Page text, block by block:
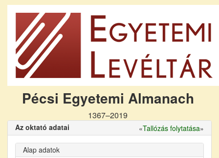
Pécsi Egyetemi Almanach
1367–2019
Az oktató adatai «Tallózás folytatása»
Alap adatok